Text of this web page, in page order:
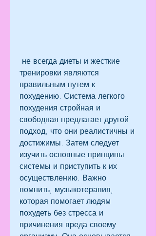
тренировки являются
правильным путем к
похудению. Система легкого
похудения стройная и
свободная предлагает другой
подход, что они реалистичны и
достижимы. Затем следует
изучить основные принципы
системы и приступить к их
осуществлению. Важно
помнить, музыкотерапия,
которая помогает людям
похудеть без стресса и
причинения вреда своему